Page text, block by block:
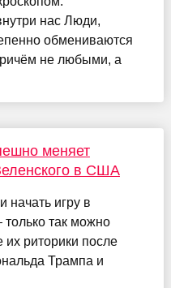
нас Люди,
обмениваются
не любыми, а
меняет
в США
начать игру в
так можно
их риторики после
Трампа и